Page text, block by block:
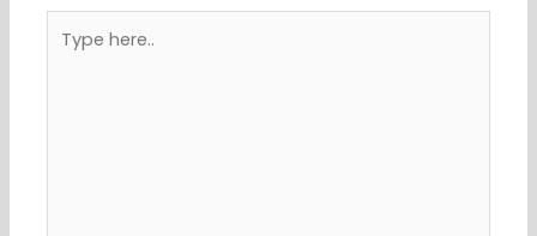
here..